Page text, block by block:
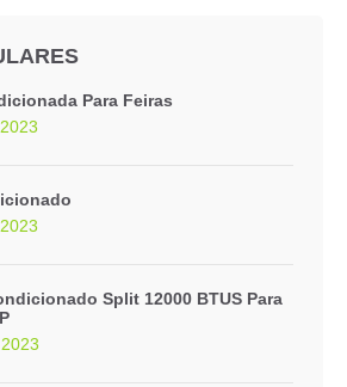
Para Feiras
Split 12000 BTUS Para